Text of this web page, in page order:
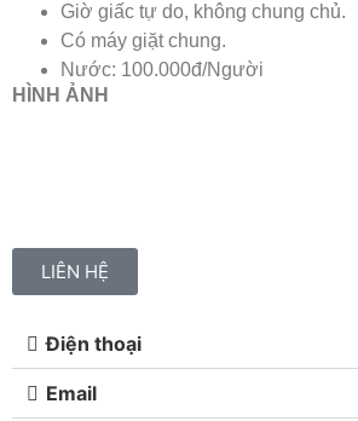
Giờ giấc tự do, không chung chủ.
Có máy giặt chung.
Nước: 100.000đ/Người
HÌNH ẢNH
LIÊN HỆ
Điện thoại
Email